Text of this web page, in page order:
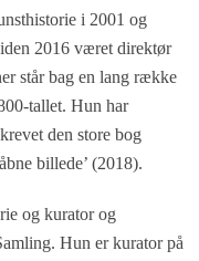
i 2001 og
2016 været direktør
står bag en lang række
tallet. Hun har
den store bog
billede’ (2018).
og kurator og
Hun er kurator på